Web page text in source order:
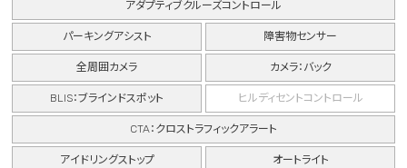
アダプティブクルーズコントロール
パーキングアシスト 障害物センサー
全周囲カメラ カメラ：バック
BLIS：ブラインドスポット ヒルディセントコントロール
CTA：クロストラフィックアラート
アイドリングストップ オートライト